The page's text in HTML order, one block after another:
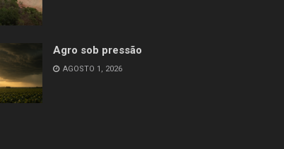
Agro sob pressão
AGOSTO 1, 2026